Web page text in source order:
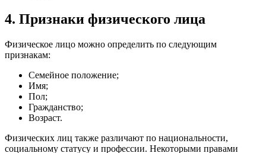
4. Признаки физического лица
Физическое лицо можно определить по следующим
признакам:
Семейное положение;
Имя;
Пол;
Гражданство;
Возраст.
Физических лиц также различают по национальности,
социальному статусу и профессии. Некоторыми правами